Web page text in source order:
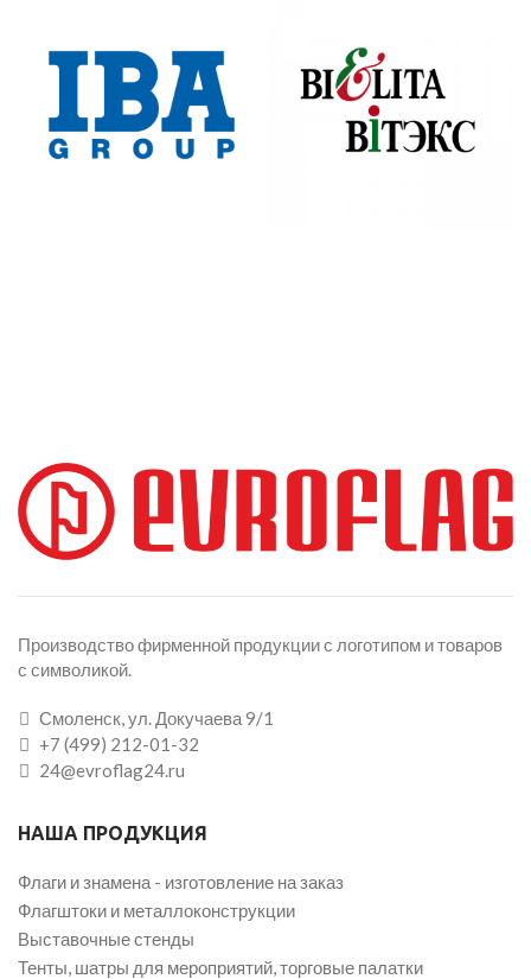
Производство фирменной продукции с логотипом и товаров
с символикой.
Смоленск, ул. Докучаева 9/1
+7 (499) 212-01-32
24@evroflag24.ru
НАША ПРОДУКЦИЯ
Флаги и знамена - изготовление на заказ
Флагштоки и металлоконструкции
Выставочные стенды
Тенты, шатры для мероприятий, торговые палатки